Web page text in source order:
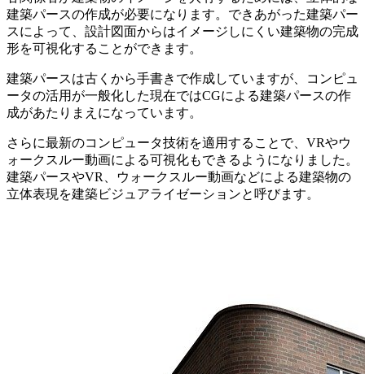
建築パースの作成が必要になります。できあがった建築パー
スによって、設計図面からはイメージしにくい建築物の完成
形を可視化することができます。
建築パースは古くから手書きで作成していますが、コンピュ
ータの活用が一般化した現在ではCGによる建築パースの作
成があたりまえになっています。
さらに最新のコンピュータ技術を適用することで、VRやウ
ォークスルー動画による可視化もできるようになりました。
建築パースやVR、ウォークスルー動画などによる建築物の
立体表現を建築ビジュアライゼーションと呼びます。